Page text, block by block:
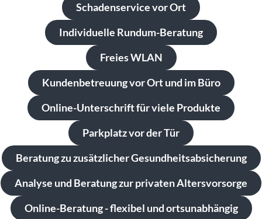
Schadenservice vor Ort
Individuelle Rundum-Beratung
Freies WLAN
Kundenbetreuung vor Ort und im Büro
Online-Unterschrift für viele Produkte
Parkplatz vor der Tür
Beratung zu zusätzlicher Gesundheitsabsicherung
Analyse und Beratung zur privaten Altersvorsorge
Online-Beratung - flexibel und ortsunabhängig